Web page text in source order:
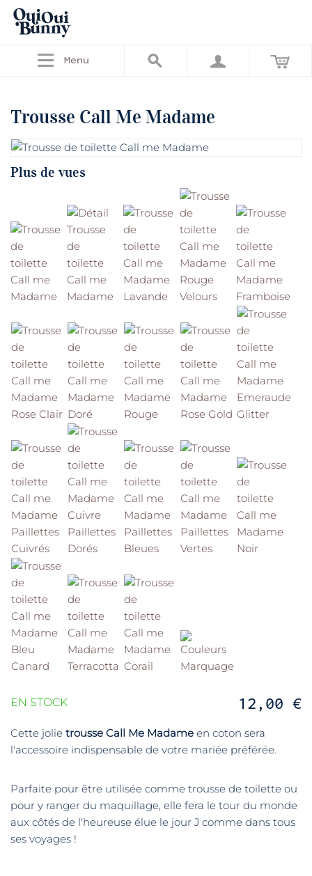
Menu
Trousse Call Me Madame
Plus de vues
12,00 €
EN STOCK
Cette jolie trousse Call Me Madame en coton sera
l'accessoire indispensable de votre mariée préférée.
Parfaite pour être utilisée comme trousse de toilette ou
pour y ranger du maquillage, elle fera le tour du monde
aux côtés de l'heureuse élue le jour J comme dans tous
ses voyages !